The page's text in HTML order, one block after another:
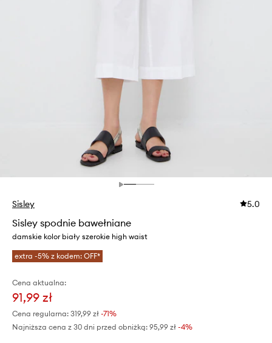
Sisley 5.0
Sisley spodnie bawełniane
damskie kolor biały szerokie high waist
extra -5% z kodem: OFF*
Cena aktualna:
91,99 zł
Cena regularna: 319,99 zł -71%
Najniższa cena z 30 dni przed obniżką: 95,99 zł -4%